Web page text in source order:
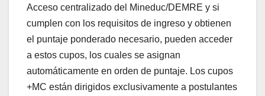
Acceso centralizado del Mineduc/DEMRE y si
cumplen con los requisitos de ingreso y obtienen
el puntaje ponderado necesario, pueden acceder
a estos cupos, los cuales se asignan
automáticamente en orden de puntaje. Los cupos
+MC están dirigidos exclusivamente a postulantes